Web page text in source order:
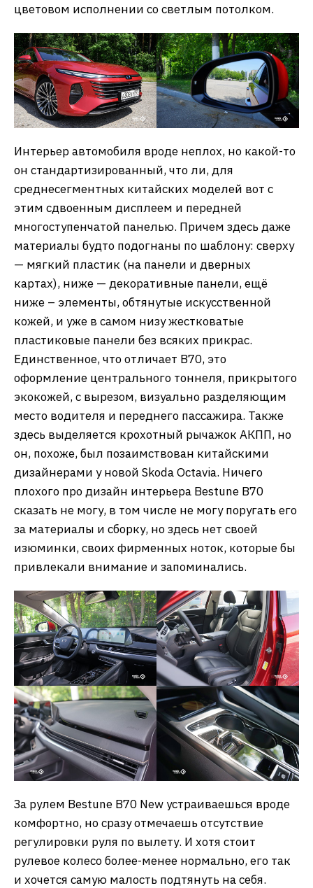
цветовом исполнении со светлым потолком.
Интерьер автомобиля вроде неплох, но какой-то
он стандартизированный, что ли, для
среднесегментных китайских моделей вот с
этим сдвоенным дисплеем и передней
многоступенчатой панелью. Причем здесь даже
материалы будто подогнаны по шаблону: сверху
— мягкий пластик (на панели и дверных
картах), ниже — декоративные панели, ещё
ниже – элементы, обтянутые искусственной
кожей, и уже в самом низу жестковатые
пластиковые панели без всяких прикрас.
Единственное, что отличает B70, это
оформление центрального тоннеля, прикрытого
экокожей, с вырезом, визуально разделяющим
место водителя и переднего пассажира. Также
здесь выделяется крохотный рычажок АКПП, но
он, похоже, был позаимствован китайскими
дизайнерами у новой Skoda Octavia. Ничего
плохого про дизайн интерьера Bestune B70
сказать не могу, в том числе не могу поругать его
за материалы и сборку, но здесь нет своей
изюминки, своих фирменных ноток, которые бы
привлекали внимание и запоминались.
За рулем Bestune B70 New устраиваешься вроде
комфортно, но сразу отмечаешь отсутствие
регулировки руля по вылету. И хотя стоит
рулевое колесо более-менее нормально, его так
и хочется самую малость подтянуть на себя.